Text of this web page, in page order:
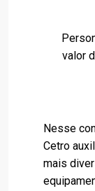
valor
Nesse
Cetro
mais